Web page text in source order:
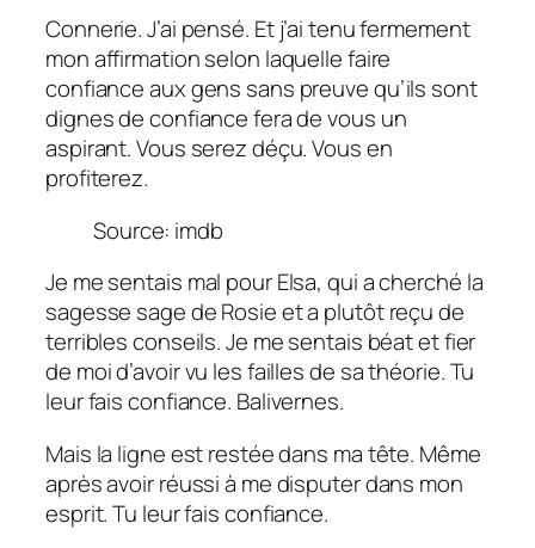
Connerie.J’ai pensé. Et j’ai tenu fermement
mon affirmation selon laquelle faire
confiance aux gens sans preuve qu’ils sont
dignes de confiance fera de vous un
aspirant. Vous serez déçu. Vous en
profiterez.
Source: imdb
Je me sentais mal pour Elsa, qui a cherché la
sagesse sage de Rosie et a plutôt reçu de
terribles conseils. Je me sentais béat et fier
de moi d’avoir vu les failles de sa théorie.Tu
leur fais confiance. Balivernes.
Mais la ligne est restée dans ma tête. Même
après avoir réussi à me disputer dans mon
esprit.Tu leur fais confiance.